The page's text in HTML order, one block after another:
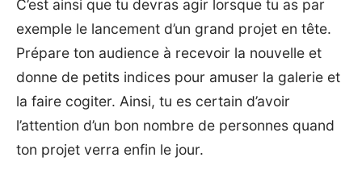
C’est ainsi que tu devras agir lorsque tu as par
exemple le lancement d’un grand projet en tête.
Prépare ton audience à recevoir la nouvelle et
donne de petits indices pour amuser la galerie et
la faire cogiter. Ainsi, tu es certain d’avoir
l’attention d’un bon nombre de personnes quand
ton projet verra enfin le jour.